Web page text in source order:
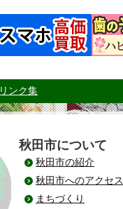
リンク集
秋田市について
秋田市の紹介
秋田市へのアクセス
まちづくり